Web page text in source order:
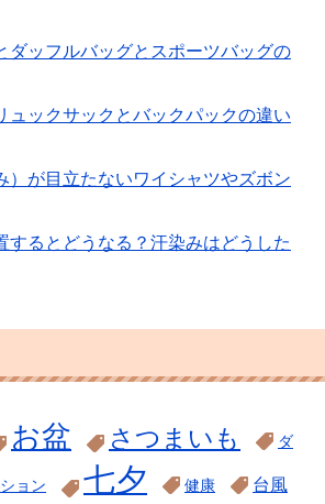
ダッフルバッグとスポーツバッグの
ュックサックとバックパックの違い
）が目立たないワイシャツやズボン
するとどうなる？汗染みはどうした
お盆 さつまいも ダ
ョン 七夕 健康
台風